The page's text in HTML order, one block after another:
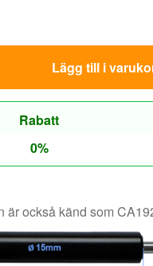
Lägg till i
Rabatt
0%
är också känd som